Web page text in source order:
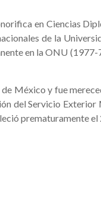
en Ciencias
de la
en la ONU
México y fue
del Servicio
prematuramente